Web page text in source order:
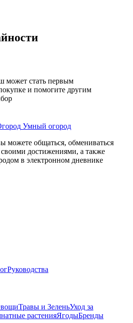
может стать первым
и помогите другим
Умный огород
можете общаться, обмениваться
достижениями, а также
в электронном дневнике
Руководства
Травы и ЗеленьУход за
растенияЯгодыБренды